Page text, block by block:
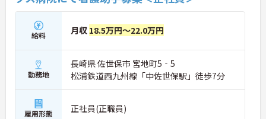
給料 月収 18.5万円～22.0万円
勤務地
長崎県 佐世保市 宮地町5‐5
松浦鉄道西九州線「中佐世保駅」徒歩7分
雇用形態 正社員(正職員)